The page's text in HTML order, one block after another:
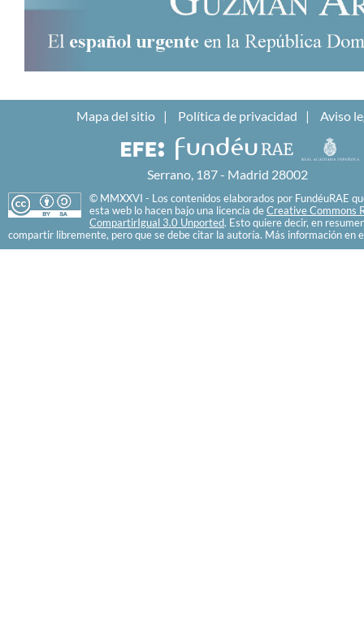
Mapa del sitio Política de privacidad Aviso
Serrano, 187 - Madrid 28002
© MMXXVI - Los contenidos elaborados por FundéuRAE
esta web lo hacen bajo una licencia de Creative Commons
CompartirIgual 3.0 Unported. Esto quiere decir, en
compartir libremente, pero que se debe citar la autoría. Más información en